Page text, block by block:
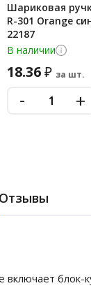
Шариковая
R-301 Orange
22187
В наличии
18.36₽ за шт.
- +
Отзывы
включает